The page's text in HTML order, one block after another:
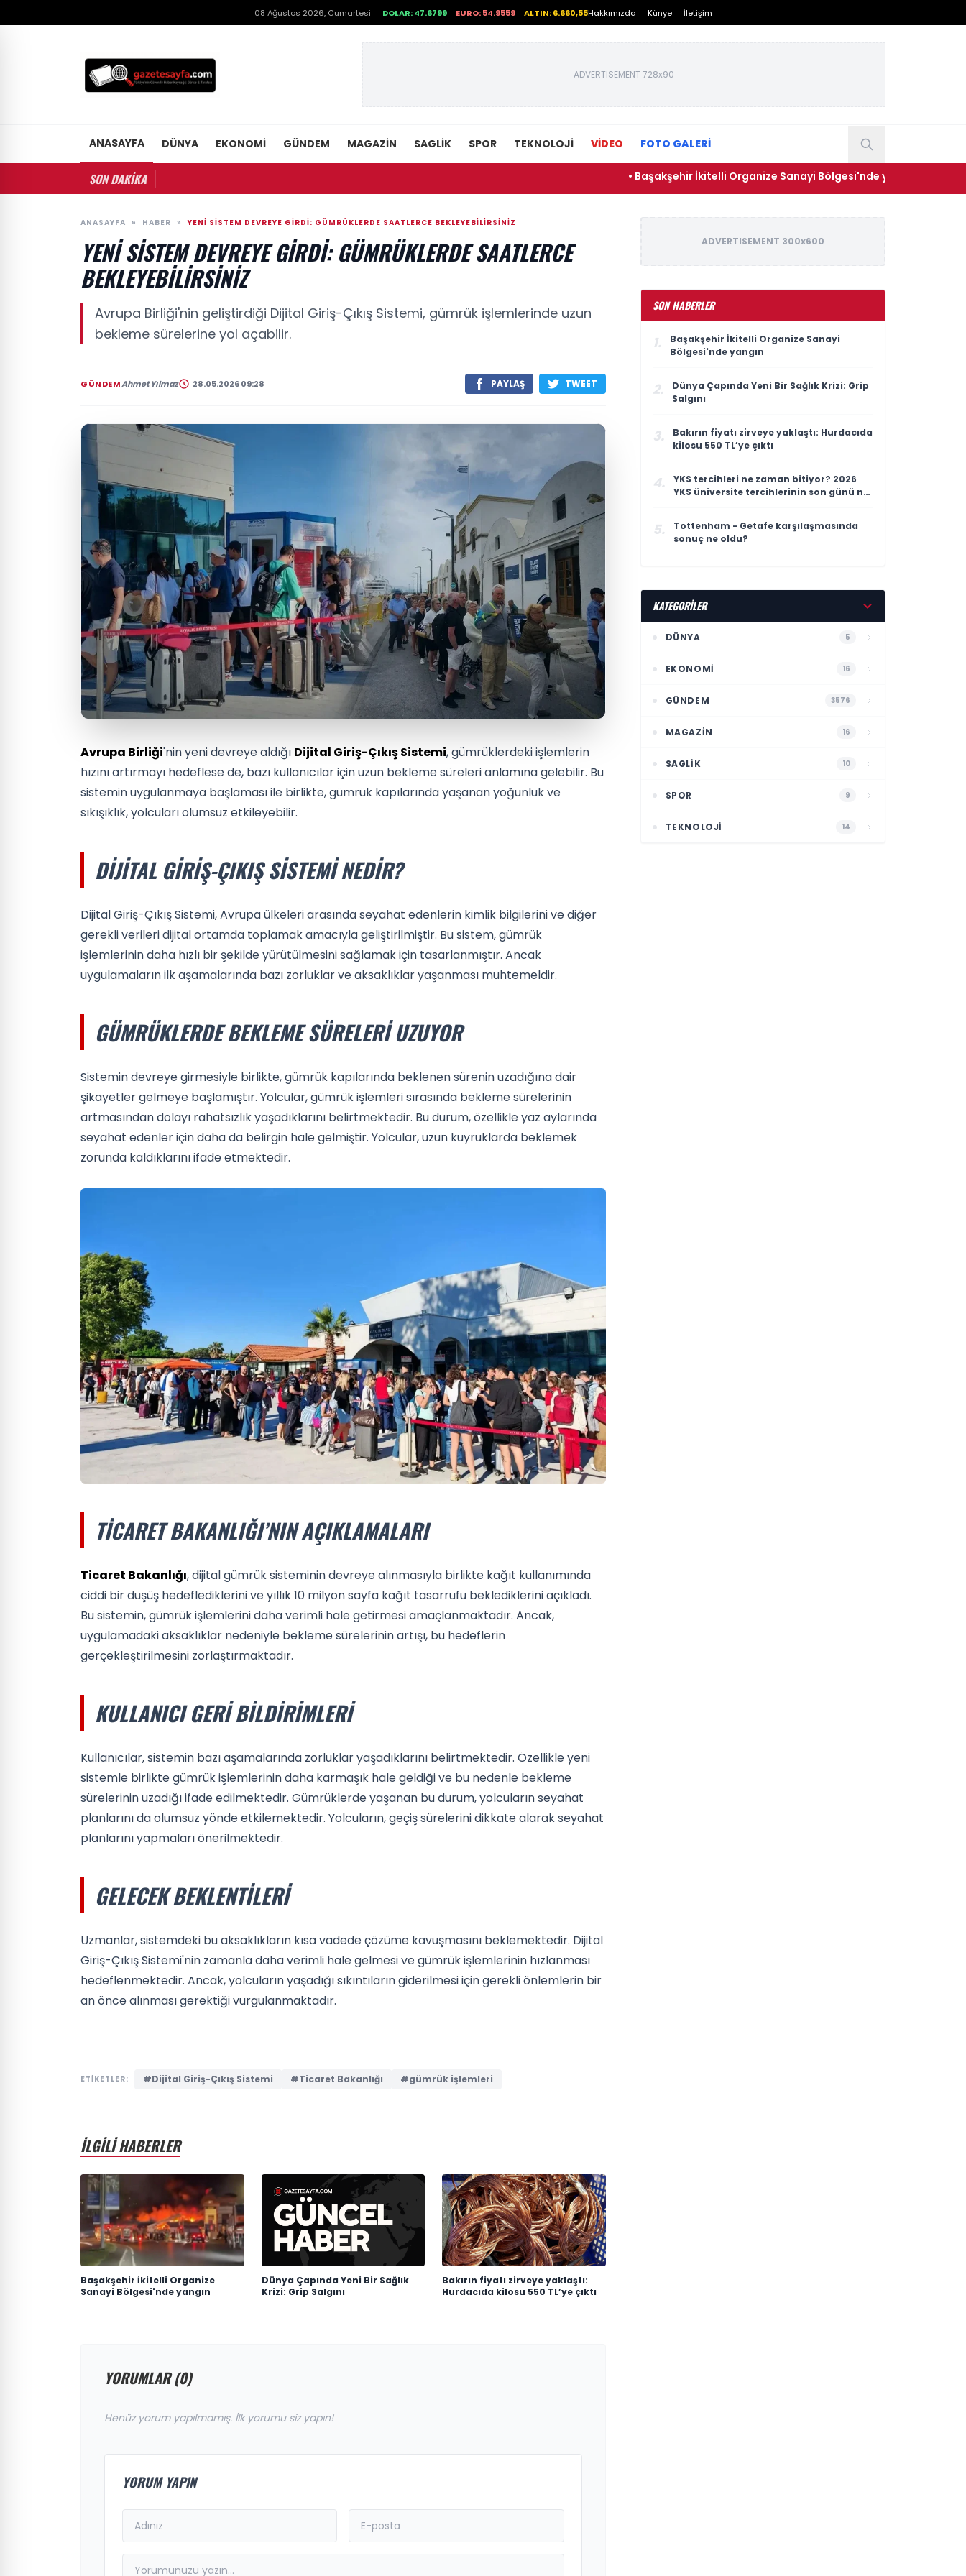
08 Ağustos 2026, Cumartesi DOLAR: 47.6799 EURO: 54.9559 ALTIN: 6.660,55Hakkımızda Künye İletişim
ADVERTISEMENT 728x90
ANASAYFA DÜNYA EKONOMI GÜNDEM MAGAZIN SAGLIK SPOR TEKNOLOJI VİDEO FOTO GALERİ
SON DAKİKA • Başakşehir İkitelli Organize Sanayi Bölgesi'nde yangın
ANASAYFA » HABER » YENI SISTEM DEVREYE GIRDI: GÜMRÜKLERDE SAATLERCE BEKLEYEBILIRSINIZ
YENI SISTEM DEVREYE GIRDI: GÜMRÜKLERDE SAATLERCE
BEKLEYEBILIRSINIZ
Avrupa Birliği'nin geliştirdiği Dijital Giriş-Çıkış Sistemi, gümrük işlemlerinde uzun
bekleme sürelerine yol açabilir.
GÜNDEMAhmet Yılmaz 28.05.2026 09:28 PAYLAŞ TWEET
Avrupa Birliği'nin yeni devreye aldığı Dijital Giriş-Çıkış Sistemi, gümrüklerdeki işlemlerin
hızını artırmayı hedeflese de, bazı kullanıcılar için uzun bekleme süreleri anlamına gelebilir. Bu
sistemin uygulanmaya başlaması ile birlikte, gümrük kapılarında yaşanan yoğunluk ve
sıkışıklık, yolcuları olumsuz etkileyebilir.
DIJITAL GIRIŞ-ÇIKIŞ SISTEMI NEDIR?
Dijital Giriş-Çıkış Sistemi, Avrupa ülkeleri arasında seyahat edenlerin kimlik bilgilerini ve diğer
gerekli verileri dijital ortamda toplamak amacıyla geliştirilmiştir. Bu sistem, gümrük
işlemlerinin daha hızlı bir şekilde yürütülmesini sağlamak için tasarlanmıştır. Ancak
uygulamaların ilk aşamalarında bazı zorluklar ve aksaklıklar yaşanması muhtemeldir.
GÜMRÜKLERDE BEKLEME SÜRELERI UZUYOR
Sistemin devreye girmesiyle birlikte, gümrük kapılarında beklenen sürenin uzadığına dair
şikayetler gelmeye başlamıştır. Yolcular, gümrük işlemleri sırasında bekleme sürelerinin
artmasından dolayı rahatsızlık yaşadıklarını belirtmektedir. Bu durum, özellikle yaz aylarında
seyahat edenler için daha da belirgin hale gelmiştir. Yolcular, uzun kuyruklarda beklemek
zorunda kaldıklarını ifade etmektedir.
TICARET BAKANLIĞI’NIN AÇIKLAMALARI
Ticaret Bakanlığı, dijital gümrük sisteminin devreye alınmasıyla birlikte kağıt kullanımında
ciddi bir düşüş hedeflediklerini ve yıllık 10 milyon sayfa kağıt tasarrufu beklediklerini açıkladı.
Bu sistemin, gümrük işlemlerini daha verimli hale getirmesi amaçlanmaktadır. Ancak,
uygulamadaki aksaklıklar nedeniyle bekleme sürelerinin artışı, bu hedeflerin
gerçekleştirilmesini zorlaştırmaktadır.
KULLANICI GERI BILDIRIMLERI
Kullanıcılar, sistemin bazı aşamalarında zorluklar yaşadıklarını belirtmektedir. Özellikle yeni
sistemle birlikte gümrük işlemlerinin daha karmaşık hale geldiği ve bu nedenle bekleme
sürelerinin uzadığı ifade edilmektedir. Gümrüklerde yaşanan bu durum, yolcuların seyahat
planlarını da olumsuz yönde etkilemektedir. Yolcuların, geçiş sürelerini dikkate alarak seyahat
planlarını yapmaları önerilmektedir.
GELECEK BEKLENTILERI
Uzmanlar, sistemdeki bu aksaklıkların kısa vadede çözüme kavuşmasını beklemektedir. Dijital
Giriş-Çıkış Sistemi'nin zamanla daha verimli hale gelmesi ve gümrük işlemlerinin hızlanması
hedeflenmektedir. Ancak, yolcuların yaşadığı sıkıntıların giderilmesi için gerekli önlemlerin bir
an önce alınması gerektiği vurgulanmaktadır.
ETİKETLER: #Dijital Giriş-Çıkış Sistemi #Ticaret Bakanlığı #gümrük işlemleri
İLGİLİ HABERLER
Başakşehir İkitelli Organize
Sanayi Bölgesi'nde yangın
Dünya Çapında Yeni Bir Sağlık
Krizi: Grip Salgını
Bakırın fiyatı zirveye yaklaştı:
Hurdacıda kilosu 550 TL’ye çıktı
YORUMLAR (0)
Henüz yorum yapılmamış. İlk yorumu siz yapın!
YORUM YAPIN
ADVERTISEMENT 300x600
SON HABERLER
1.
Başakşehir İkitelli Organize Sanayi
Bölgesi'nde yangın
2.
Dünya Çapında Yeni Bir Sağlık Krizi: Grip
Salgını
3.
Bakırın fiyatı zirveye yaklaştı: Hurdacıda
kilosu 550 TL’ye çıktı
4.
YKS tercihleri ne zaman bitiyor? 2026
YKS üniversite tercihlerinin son günü ne
5.
Tottenham - Getafe karşılaşmasında
sonuç ne oldu?
KATEGORİLER
DÜNYA 5
EKONOMI 16
GÜNDEM 3576
MAGAZIN 16
SAGLIK 10
SPOR 9
TEKNOLOJI 14